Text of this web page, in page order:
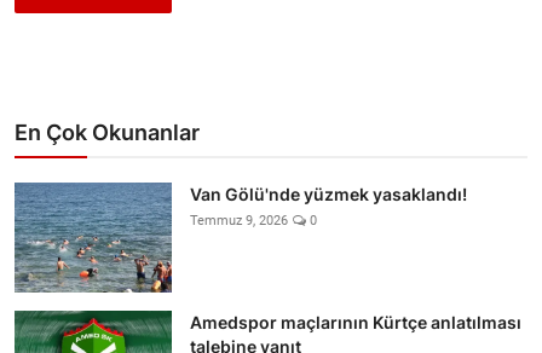
En Çok Okunanlar
Van Gölü'nde yüzmek yasaklandı!
Temmuz 9, 2026 0
Amedspor maçlarının Kürtçe anlatılması
talebine yanıt